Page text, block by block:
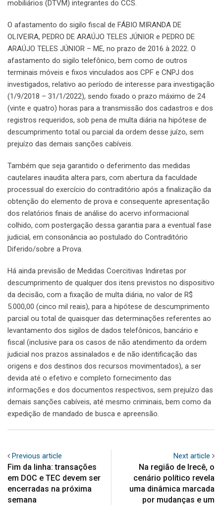
mobiliários (DTVM) integrantes do CCS.
O afastamento do sigilo fiscal de FÁBIO MIRANDA DE
OLIVEIRA, PEDRO DE ARAÚJO TELES JÚNIOR e PEDRO DE
ARAÚJO TELES JÚNIOR – ME, no prazo de 2016 à 2022. O
afastamento do sigilo telefônico, bem como de outros
terminais móveis e fixos vinculados aos CPF e CNPJ dos
investigados, relativo ao período de interesse para investigação
(1/9/2018 – 31/1/2022), sendo fixado o prazo máximo de 24
(vinte e quatro) horas para a transmissão dos cadastros e dos
registros requeridos, sob pena de multa diária na hipótese de
descumprimento total ou parcial da ordem desse juízo, sem
prejuízo das demais sanções cabíveis.
Também que seja garantido o deferimento das medidas
cautelares inaudita altera pars, com abertura da faculdade
processual do exercício do contraditório após a finalização da
obtenção do elemento de prova e consequente apresentação
dos relatórios finais de análise do acervo informacional
colhido, com postergação dessa garantia para a eventual fase
judicial, em consonância ao postulado do Contraditório
Diferido/sobre a Prova.
Há ainda previsão de Medidas Coercitivas Indiretas por
descumprimento de qualquer dos itens previstos no dispositivo
da decisão, com a fixação de multa diária, no valor de R$
5.000,00 (cinco mil reais), para a hipótese de descumprimento
parcial ou total de quaisquer das determinações referentes ao
levantamento dos sigilos de dados telefônicos, bancário e
fiscal (inclusive para os casos de não atendimento da ordem
judicial nos prazos assinalados e de não identificação das
origens e dos destinos dos recursos movimentados), a ser
devida até o efetivo e completo fornecimento das
informações e dos documentos respectivos, sem prejuízo das
demais sanções cabíveis, até mesmo criminais, bem como da
expedição de mandado de busca e apreensão.
Previous article
Fim da linha: transações
em DOC e TEC devem ser
encerradas na próxima
semana
Next article
Na região de Irecê, o
cenário político revela
uma dinâmica marcada
por mudanças e um